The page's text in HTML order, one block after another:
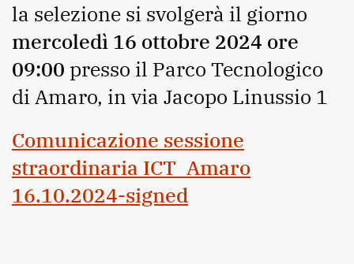
la selezione si svolgerà il giorno
mercoledì 16 ottobre 2024 ore
09:00 presso il Parco Tecnologico
di Amaro, in via Jacopo Linussio 1
Comunicazione sessione
straordinaria ICT_Amaro
16.10.2024-signed